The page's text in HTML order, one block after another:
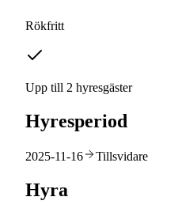
Rökfritt
Upp till 2 hyresgäster
Hyresperiod
2025-11-16 Tillsvidare
Hyra